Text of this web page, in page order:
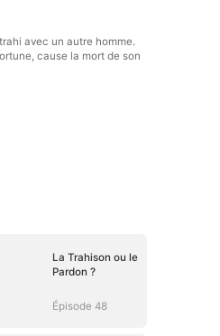
avec un autre homme.
cause la mort de son
La Trahison ou le
Pardon ?
Épisode 48